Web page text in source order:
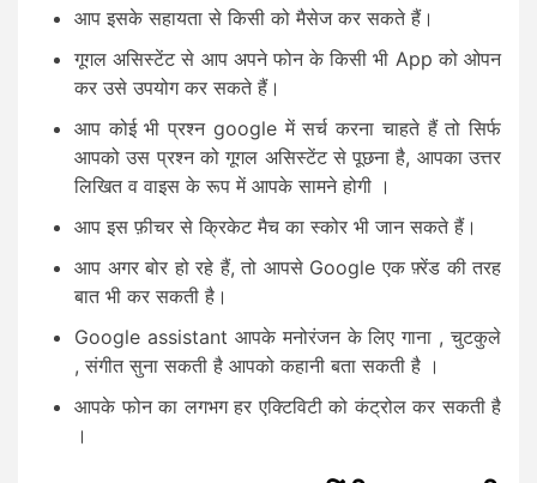
आप इसके सहायता से किसी को मैसेज कर सकते हैं।
गूगल असिस्टेंट से आप अपने फोन के किसी भी App को ओपन
कर उसे उपयोग कर सकते हैं।
आप कोई भी प्रश्न google में सर्च करना चाहते हैं तो सिर्फ
आपको उस प्रश्न को गूगल असिस्टेंट से पूछना है, आपका उत्तर
लिखित व वाइस के रूप में आपके सामने होगी ।
आप इस फ़ीचर से क्रिकेट मैच का स्कोर भी जान सकते हैं।
आप अगर बोर हो रहे हैं, तो आपसे Google एक फ़्रेंड की तरह
बात भी कर सकती है।
Google assistant आपके मनोरंजन के लिए गाना , चुटकुले
, संगीत सुना सकती है आपको कहानी बता सकती है ।
आपके फोन का लगभग हर एक्टिविटी को कंट्रोल कर सकती है
।